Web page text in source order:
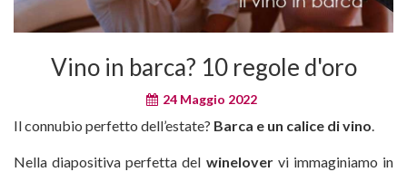
Vino in barca? 10 regole d'oro
24 Maggio 2022
Il connubio perfetto dell’estate? Barca e un calice di vino.
Nella diapositiva perfetta del winelovervi immaginiamo in